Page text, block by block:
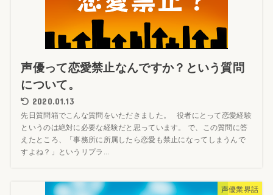
声優って恋愛禁止なんですか？という質問
について。
2020.01.13
先日質問箱でこんな質問をいただきました。 役者にとって恋愛経験
というのは絶対に必要な経験だと思っています。 で、この質問に答
えたところ、「事務所に所属したら恋愛も禁止になってしまうんで
すよね？」というリプラ...
声優業界話